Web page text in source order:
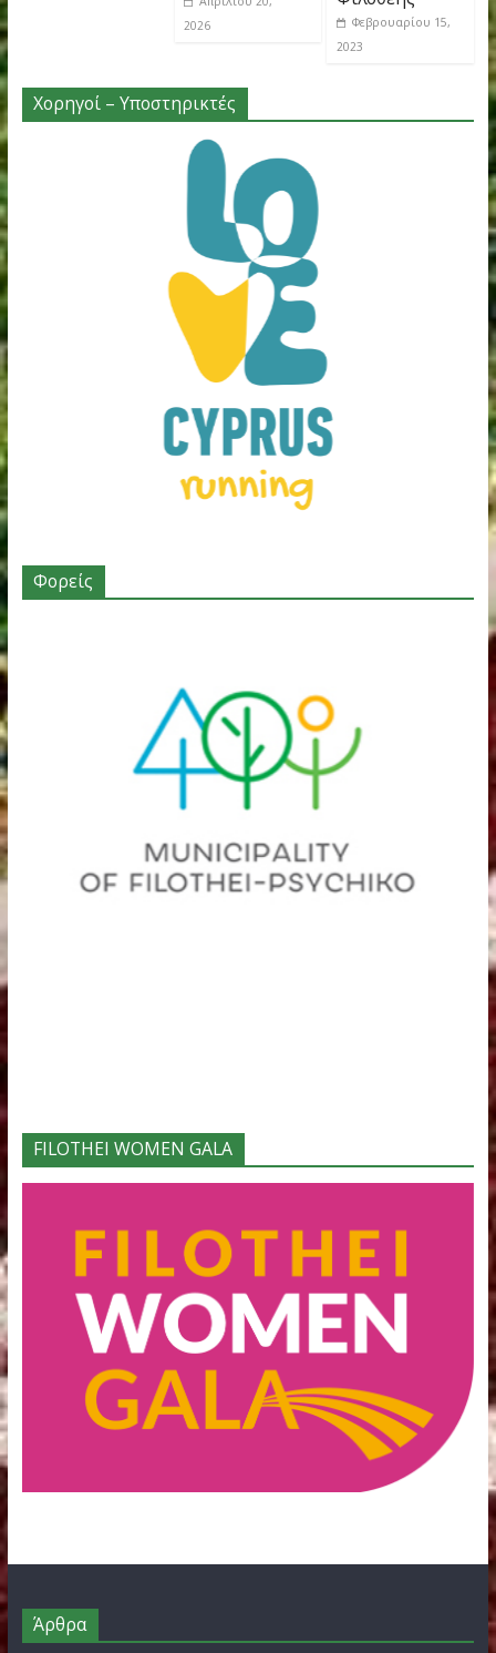
Α.Ο. Φιλοθέης
στα Τρίαθλα
Πρωταθλητής
στο
Διασυλλογικό
πρωτάθλημα
Κ18 με 220
βαθμούς!
Απριλίου 20,
2026
Πανελλήνιο
Οι
και το
πρόγραμμα
των
Φεβρουαρίου
Χορηγοί – Υποστηρικτές
Φορείς